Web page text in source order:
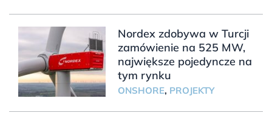
Nordex zdobywa w Turcji
zamówienie na 525 MW,
największe pojedyncze na
tym rynku
ONSHORE, PROJEKTY